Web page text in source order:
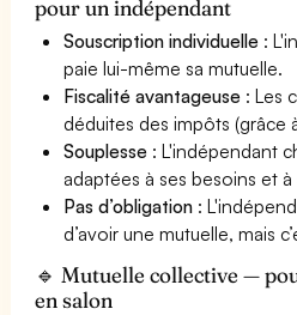
pour un indépendant
Souscription individuelle :
paie lui-même sa mutuelle.
Fiscalité avantageuse : Les
déduites des impôts (grâce
Souplesse : L'indépendant
adaptées à ses besoins et
Pas d’obligation :
d’avoir une mutuelle, mais
🔹 Mutuelle collective —
en salon